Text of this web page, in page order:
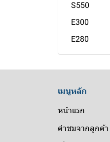
Vellfire
Sienta
Prius
Majesty
Innova
Hilux Revo
Hiace
Ciaz
Celerio
Carry
Urvan
Tiida
Terra
Teana
Sylphy
Pulsar
Note
Pajero Sport
Pajero
Mirage
Lancer
Attrage
MG6
MG5
MG3
HS
GS
Extender
S550
E300
E280
E230
C180
300D
S560
เมนูหลัก
หน้าแรก
คำชมจากลูกค้า